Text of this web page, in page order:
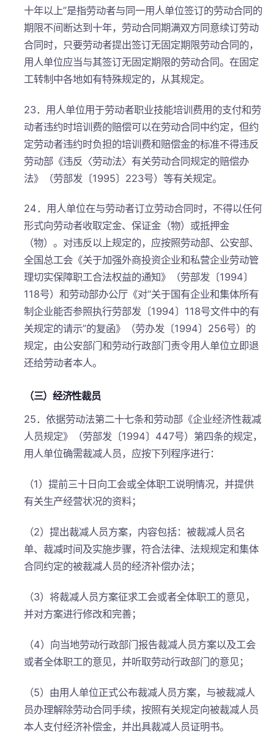
十年以上”是指劳动者与同一用人单位签订的劳动合同的
期限不间断达到十年，劳动合同期满双方同意续订劳动
合同时，只要劳动者提出签订无固定期限劳动合同的，
用人单位应当与其签订无固定期限的劳动合同。在固定
工转制中各地如有特殊规定的，从其规定。
23．用人单位用于劳动者职业技能培训费用的支付和劳
动者违约时培训费的赔偿可以在劳动合同中约定，但约
定劳动者违约时负担的培训费和赔偿金的标准不得违反
劳动部《违反〈劳动法〉有关劳动合同规定的赔偿办
法》（劳部发〔1995〕223号）等有关规定。
24．用人单位在与劳动者订立劳动合同时，不得以任何
形式向劳动者收取定金、保证金（物）或抵押金
（物）。对违反以上规定的，应按照劳动部、公安部、
全国总工会《关于加强外商投资企业和私营企业劳动管
理切实保障职工合法权益的通知》（劳部发〔1994〕
118号）和劳动部办公厅《对“关于国有企业和集体所有
制企业能否参照执行劳部发〔1994〕118号文件中的有
关规定的请示”的复函》（劳办发〔1994〕256号）的
规定，由公安部门和劳动行政部门责令用人单位立即退
还给劳动者本人。
（三）经济性裁员
25．依据劳动法第二十七条和劳动部《企业经济性裁减
人员规定》（劳部发〔1994〕447号）第四条的规定，
用人单位确需裁减人员，应按下列程序进行：
（1）提前三十日向工会或全体职工说明情况，并提供
有关生产经营状况的资料；
（2）提出裁减人员方案，内容包括：被裁减人员名
单、裁减时间及实施步骤，符合法律、法规规定和集体
合同约定的被裁减人员的经济补偿办法；
（3）将裁减人员方案征求工会或者全体职工的意见，
并对方案进行修改和完善；
（4）向当地劳动行政部门报告裁减人员方案以及工会
或者全体职工的意见，并听取劳动行政部门的意见；
（5）由用人单位正式公布裁减人员方案，与被裁减人
员办理解除劳动合同手续，按照有关规定向被裁减人员
本人支付经济补偿金，并出具裁减人员证明书。